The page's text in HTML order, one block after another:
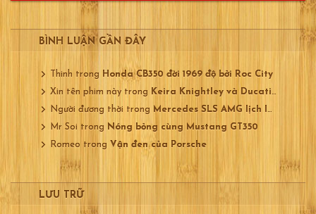
BÌNH LUẬN GẦN ĐÂY
Thinh trong
Honda CB350 đời 1969 độ bởi Roc City
Xin tên phim này trong
Keira Knightley và Ducati 750
Người đương thời trong Mercedes SLS AMG lịch lãm
Mr Soi trong Nóng bỏng cùng Mustang GT350
Romeo trong Vận đen của Porsche
LƯU TRỮ